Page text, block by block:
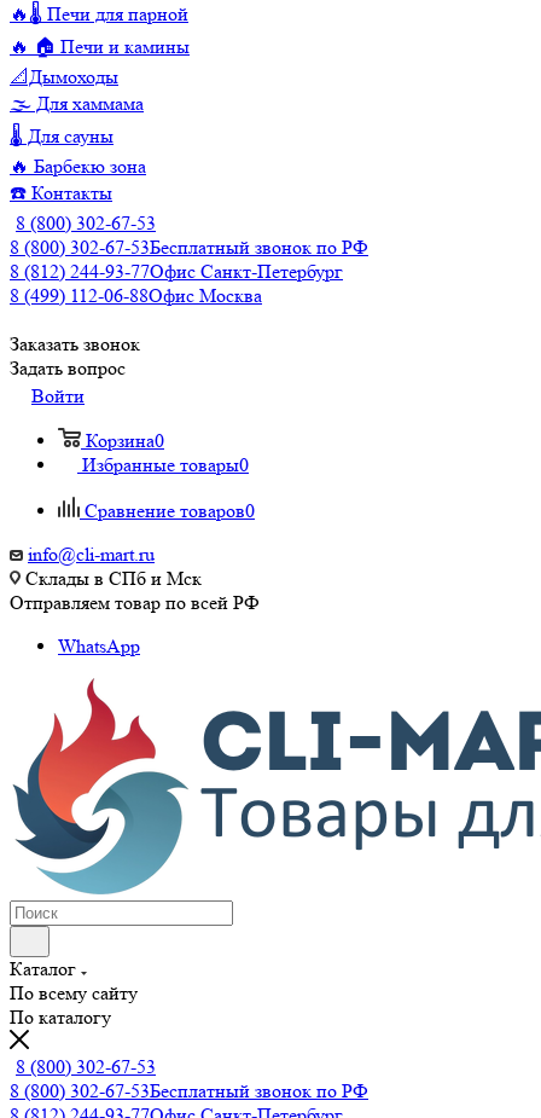
🔥🌡️ Печи для парной
🔥 🏠 Печи и камины
📐Дымоходы
🌫️ Для хаммама
🌡️ Для сауны
🔥 Барбекю зона
☎️ Контакты
8 (800) 302-67-53
8 (800) 302-67-53Бесплатный звонок по РФ
8 (812) 244-93-77Офис Санкт-Петербург
8 (499) 112-06-88Офис Москва
Заказать звонок
Задать вопрос
Войти
Корзина0
Избранные товары0
Сравнение товаров0
info@cli-mart.ru
Склады в СПб и Мск
Отправляем товар по всей РФ
WhatsApp
Каталог
По всему сайту
По каталогу
8 (800) 302-67-53
8 (800) 302-67-53Бесплатный звонок по РФ